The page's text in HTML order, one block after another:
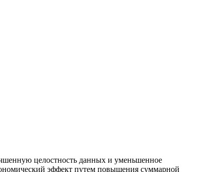
целостность данных и уменьшенное
эффект путем повышения суммарной